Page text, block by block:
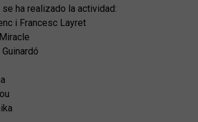
ha realizado la actividad:
i Francesc Layret
Guinardó